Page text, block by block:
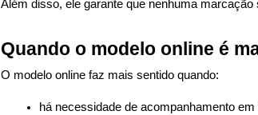
Além disso, ele garante que nenhuma marcação
Quando o modelo online é
O modelo online faz mais sentido quando:
há necessidade de acompanhamento em